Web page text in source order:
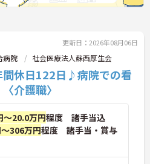
更新日：2026年08月06日
病院 社会医療法人蘇西厚生会
間休日122日♪病院での看
介護職〉
～20.0万円程度 諸手当込
306万円程度 諸手当・賞与